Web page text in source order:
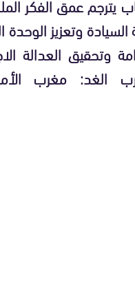
وتعزيز الوحدة
وتحقيق العدالة
الغد: مغرب